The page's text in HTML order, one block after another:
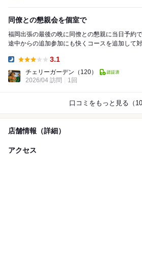
同僚との懇親会を個室で
福岡出張の最後の晩に同僚との懇親に当日予約で伺いま
途中からの追加参加にも快くコースを追加して
3.1
チェリーガーデン （120）
2026/04 訪問
1回
口コミをもっと見る（
店舗情報（詳細）
アクセス